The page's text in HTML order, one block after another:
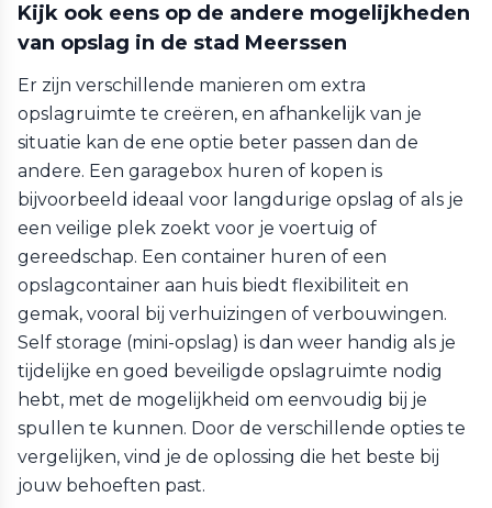
Kijk ook eens op de andere mogelijkheden
van opslag in de stad Meerssen
Er zijn verschillende manieren om extra
opslagruimte te creëren, en afhankelijk van je
situatie kan de ene optie beter passen dan de
andere. Een garagebox huren of kopen is
bijvoorbeeld ideaal voor langdurige opslag of als je
een veilige plek zoekt voor je voertuig of
gereedschap. Een container huren of een
opslagcontainer aan huis biedt flexibiliteit en
gemak, vooral bij verhuizingen of verbouwingen.
Self storage (mini-opslag) is dan weer handig als je
tijdelijke en goed beveiligde opslagruimte nodig
hebt, met de mogelijkheid om eenvoudig bij je
spullen te kunnen. Door de verschillende opties te
vergelijken, vind je de oplossing die het beste bij
jouw behoeften past.